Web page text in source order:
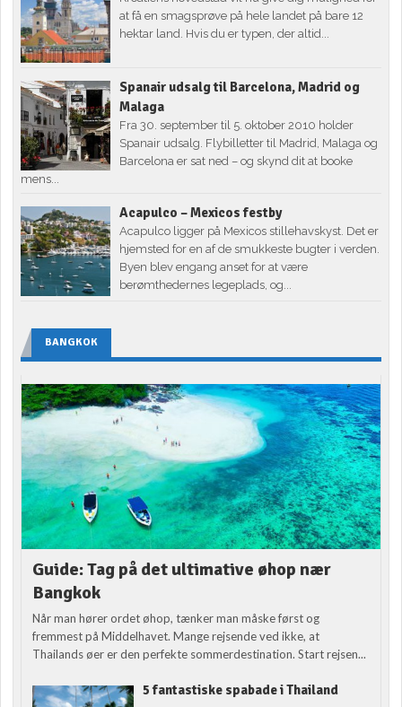
at få en smagsprøve på hele landet på bare 12
hektar land. Hvis du er typen, der altid...
Spanair udsalg til Barcelona, Madrid og
Malaga
Fra 30. september til 5. oktober 2010 holder
Spanair udsalg. Flybilletter til Madrid, Malaga og
Barcelona er sat ned – og skynd dit at booke
mens...
Acapulco – Mexicos festby
Acapulco ligger på Mexicos stillehavskyst. Det er
hjemsted for en af de smukkeste bugter i verden.
Byen blev engang anset for at være
berømthedernes legeplads, og...
BANGKOK
Guide: Tag på det ultimative øhop nær
Bangkok
Når man hører ordet øhop, tænker man måske først og
fremmest på Middelhavet. Mange rejsende ved ikke, at
Thailands øer er den perfekte sommerdestination. Start rejsen...
5 fantastiske spabade i Thailand